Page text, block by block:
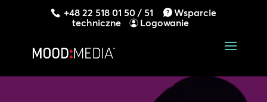
+48 22 518 01 50 / 51
Wsparcie
techniczne
Logowanie